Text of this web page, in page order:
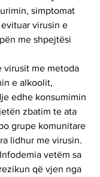
simptomat
virusin e
me shpejtësi
virusit me metoda
e alkoolit,
edhe konsumimin
zbatim te ata
grupe komunitare
lidhur me virusin.
vetëm sa
që vjen nga